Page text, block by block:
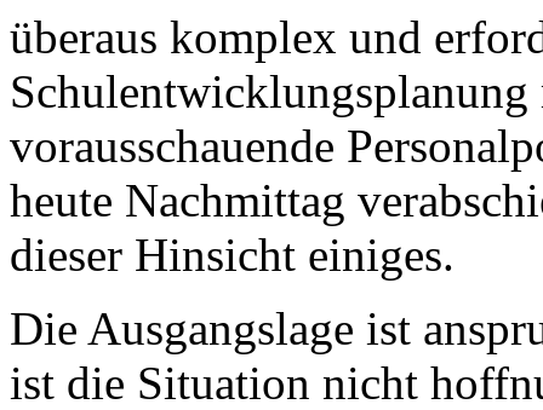
überaus komplex und
vorausschauende
heute Nachmittag
dieser Hinsicht einiges.
Die Ausgangslage ist
ist die Situation nicht